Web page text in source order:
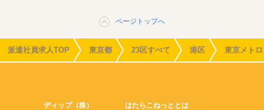
ページトップへ
派遣社員求人TOP 東京都 23区すべて 港区 東京メト
ディップ（株） はたらこねっととは